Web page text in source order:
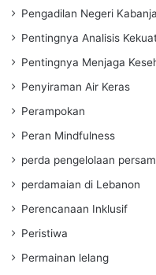
Pengadilan Negeri
Pentingnya Analisis
Pentingnya Menjaga
Penyiraman Air Keras
Perampokan
Peran Mindfulness
perda pengelolaan
perdamaian di Lebanon
Perencanaan Inklusif
Peristiwa
Permainan lelang